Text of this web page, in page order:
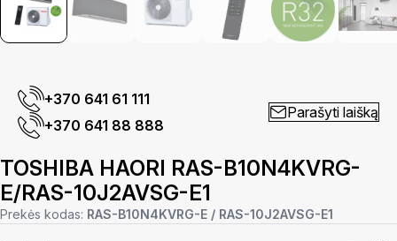
+370 641 61 111
+370 641 88 888
Parašyti laišką
TOSHIBA HAORI RAS-B10N4KVRG-
E/RAS-10J2AVSG-E1
Prekės kodas: RAS-B10N4KVRG-E / RAS-10J2AVSG-E1